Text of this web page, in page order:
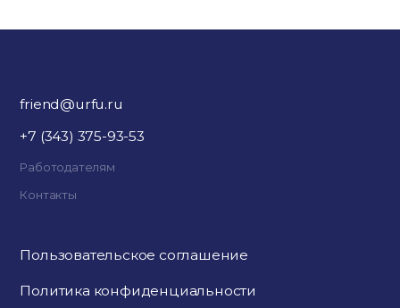
friend@urfu.ru
+7 (343) 375-93-53
Работодателям
Контакты
Пользовательское соглашение
Политика конфиденциальности